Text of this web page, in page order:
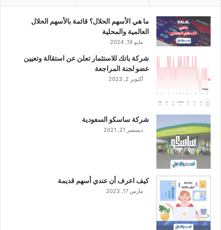
ما هي الأسهم الحلال؟ قائمة بالأسهم الحلال
العالمية والمحلية
مايو 19, 2024
شركة باتك للاستثمار تعلن عن استقالة وتعيين
عضو لجنة المراجعة
أكتوبر 2, 2023
شركة ساسكو السعودية
ديسمبر 21, 2021
كيف اعرف أن عندي أسهم قديمة
مارس 17, 2023